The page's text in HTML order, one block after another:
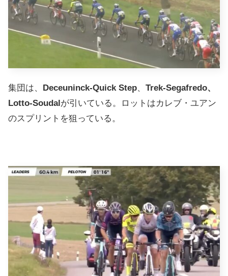
集団は、 Deceuninck-Quick Step、 Trek-Segafredo、
Lotto-Soudalが引いている。ロットはカレブ・ユアン
のスプリントを狙っている。